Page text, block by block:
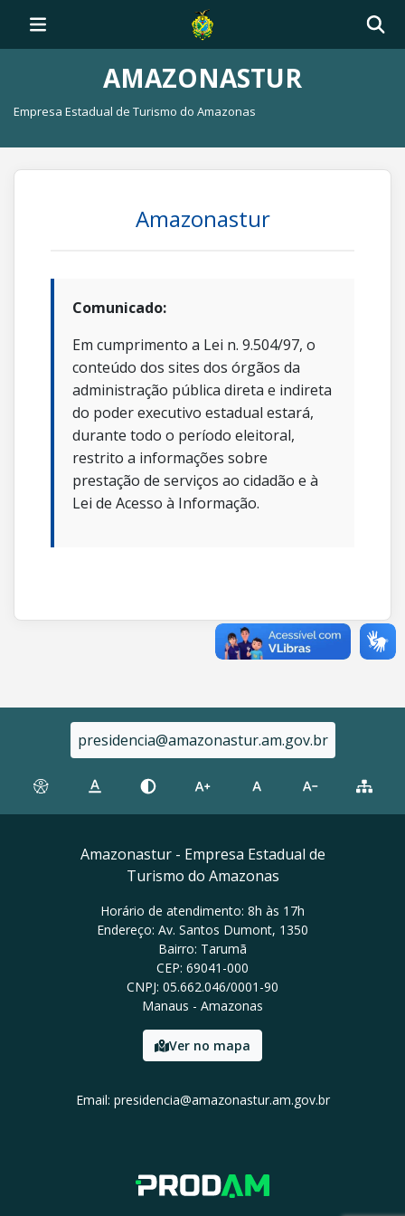
AMAZONASTUR
Empresa Estadual de Turismo do Amazonas
Amazonastur
Comunicado:
Em cumprimento a Lei n. 9.504/97, o
conteúdo dos sites dos órgãos da
administração pública direta e indireta
do poder executivo estadual estará,
durante todo o período eleitoral,
restrito a informações sobre
prestação de serviços ao cidadão e à
Lei de Acesso à Informação.
presidencia@amazonastur.am.gov.br
Amazonastur - Empresa Estadual de
Turismo do Amazonas
Horário de atendimento: 8h às 17h
Endereço: Av. Santos Dumont, 1350
Bairro: Tarumã
CEP: 69041-000
CNPJ: 05.662.046/0001-90
Manaus - Amazonas
Ver no mapa
Email: presidencia@amazonastur.am.gov.br